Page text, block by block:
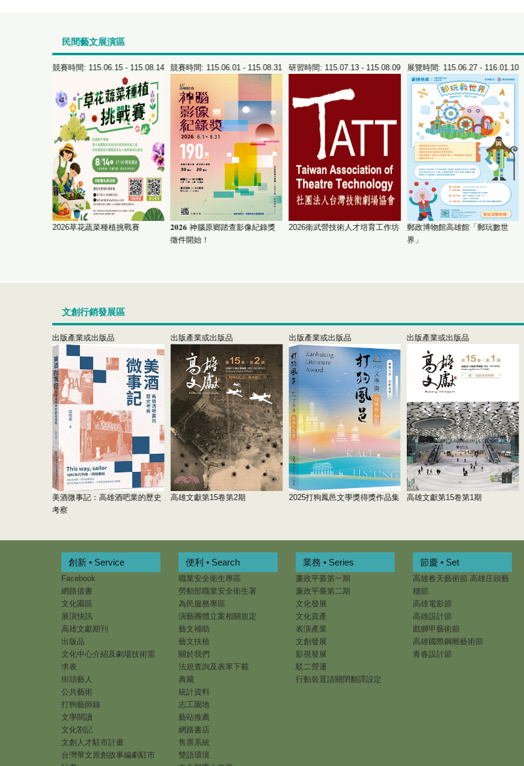
民間藝文展演區
競賽時間: 115.06.15 - 115.08.14
2026草花蔬菜種植挑戰賽
競賽時間: 115.06.01 - 115.08.31
𝟐𝟎𝟐𝟔 神腦原鄉踏查影像紀錄獎
徵件開始！
研習時間: 115.07.13 - 115.08.09
2026衛武營技術人才培育工作坊
展覽時間: 115.06.27 - 116.01.10
郵政博物館高雄館「郵玩數世
界」
文創行銷發展區
出版產業或出版品
美酒微事記：高雄酒吧業的歷史
考察
出版產業或出版品
高雄文獻第15卷第2期
出版產業或出版品
2025打狗鳳邑文學獎得獎作品集
出版產業或出版品
高雄文獻第15卷第1期
創新 • Service
Facebook
網路借書
文化園區
展演快訊
高雄文獻期刊
出版品
文化中心介紹及劇場技術需
求表
街頭藝人
公共藝術
打狗藝師錄
文學閱讀
文化劄記
文創人才駐市計畫
台灣華文原創故事編劇駐市
便利 • Search
職業安全衛生專區
勞動部職業安全衛生署
為民服務專區
演藝團體立案相關規定
藝文補助
藝文扶植
關於我們
法規查詢及表單下載
典藏
統計資料
志工園地
藝站推薦
網路書店
售票系統
雙語環境
業務 • Series
廉政平臺第一期
廉政平臺第二期
文化發展
文化資產
表演產業
文創發展
影視發展
駁二營運
行動裝置請關閉翻譯設定
節慶 • Set
高雄春天藝術節.高雄庄頭藝
穗節
高雄電影節
高雄設計節
戲獅甲藝術節
高雄國際鋼雕藝術節
青春設計節